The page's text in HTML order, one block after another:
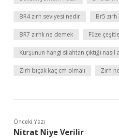
BR4 zırh seviyesi nedir Br5
BR7 zırhlı ne demek Füze
Kurşunun hangi silahtan çıktığı nasıl
Zırh bıçak kaç cm olmalı Zırh
Önceki Yazı
Nitrat Niye Verilir